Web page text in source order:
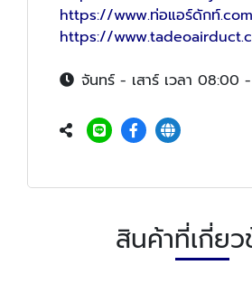
https://www.ท่อแอร์ดักท์.com
https://
จันทร์ - เสาร์ เวลา 08:00
สินค้าที่เกี่ย